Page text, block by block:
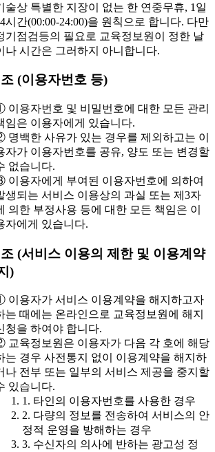
술상 특별한 지장이 없는 한 연중무휴, 1일
시간(00:00-24:00)을 원칙으로 합니다. 다만
기점검등의 필요로 교육정보원이 정한 날
나 시간은 그러하지 아니합니다.
(이용자번호 등)
이용자번호 및 비밀번호에 대한 모든 관리
임은 이용자에게 있습니다.
명백한 사유가 있는 경우를 제외하고는 이
자가 이용자번호를 공유, 양도 또는 변경할
없습니다.
이용자에게 부여된 이용자번호에 의하여
생되는 서비스 이용상의 과실 또는 제3자
의한 부정사용 등에 대한 모든 책임은 이
자에게 있습니다.
(서비스 이용의 제한 및 이용계약
)
이용자가 서비스 이용계약을 해지하고자
는 때에는 온라인으로 교육정보원에 해지
청을 하여야 합니다.
교육정보원은 이용자가 다음 각 호에 해당
는 경우 사전통지 없이 이용계약을 해지하
나 전부 또는 일부의 서비스 제공을 중지할
있습니다.
1. 타인의 이용자번호를 사용한 경우
2. 다량의 정보를 전송하여 서비스의 안
정적 운영을 방해하는 경우
3. 수신자의 의사에 반하는 광고성 정